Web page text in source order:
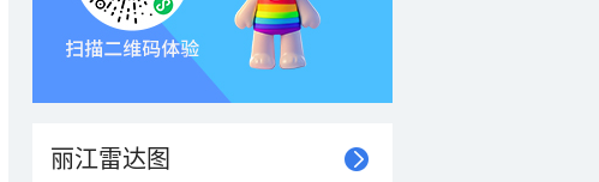
丽江雷达图